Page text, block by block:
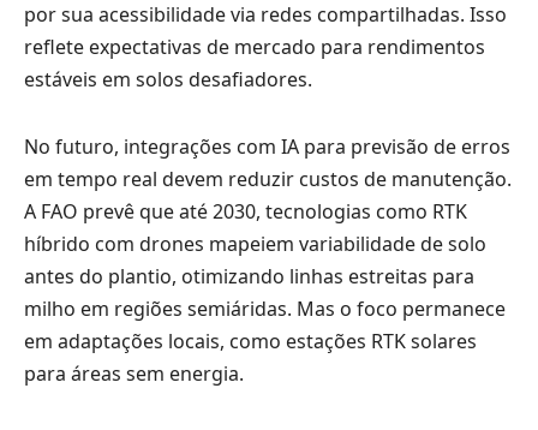
por sua acessibilidade via redes compartilhadas. Isso
reflete expectativas de mercado para rendimentos
estáveis em solos desafiadores.
No futuro, integrações com IA para previsão de erros
em tempo real devem reduzir custos de manutenção.
A FAO prevê que até 2030, tecnologias como RTK
híbrido com drones mapeiem variabilidade de solo
antes do plantio, otimizando linhas estreitas para
milho em regiões semiáridas. Mas o foco permanece
em adaptações locais, como estações RTK solares
para áreas sem energia.